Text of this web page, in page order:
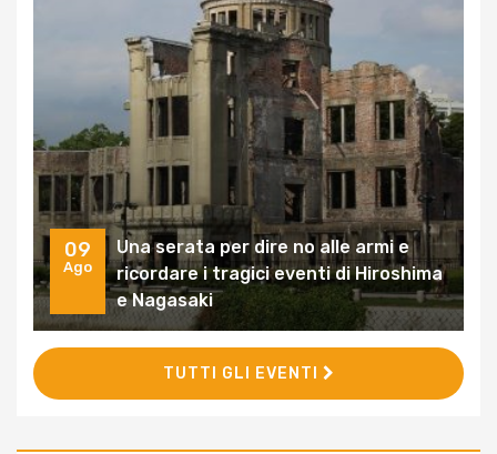
09
Ago
Una serata per dire no alle armi e
ricordare i tragici eventi di Hiroshima
e Nagasaki
TUTTI GLI EVENTI